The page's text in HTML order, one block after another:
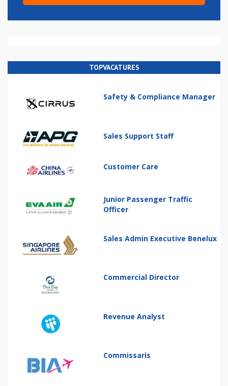
TOPVACATURES
Safety & Compliance Manager
Sales Support Staff
Customer Care
Junior Passenger Traffic
Officer
Sales Admin Executive Benelux
Commercial Director
Revenue Analyst
Commissaris